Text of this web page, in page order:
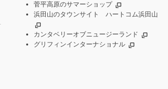
菅平高原のサマーショップ
浜田山のタウンサイト ハートコム浜田山
カンタベリーオブニュージーランド
グリフィンインターナショナル